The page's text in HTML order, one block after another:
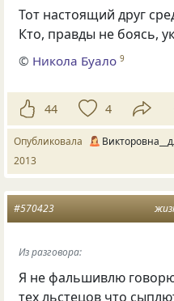
Тот настоящий друг
Кто, правды не боясь,
© Никола Буало 9
44 4
Опубликовала
2013
#570423
Из разговора:
Я не фальшивлю
тех льстецов что